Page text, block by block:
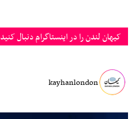
کیهان لندن را در اینستاگرام دنبال کنید
kayhanlondon